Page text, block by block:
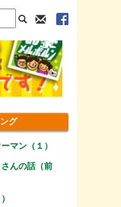
グ
マン（１）
んの話（前